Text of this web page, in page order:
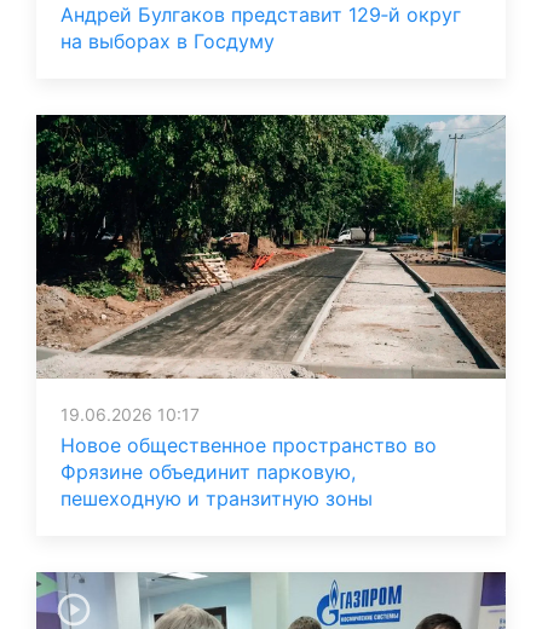
Андрей Булгаков представит 129‑й округ
на выборах в Госдуму
19.06.2026 10:17
Новое общественное пространство во
Фрязине объединит парковую,
пешеходную и транзитную зоны